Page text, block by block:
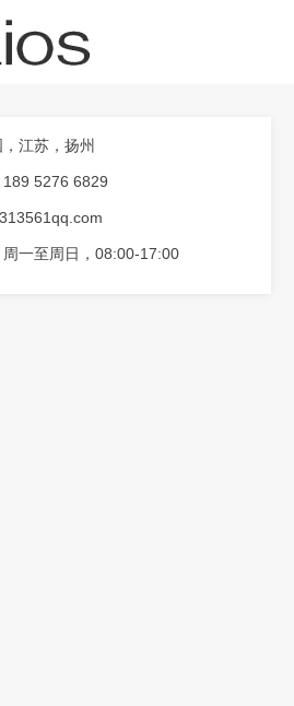
江苏，扬州
189 5276 6829
周一至周日，08:00-17:00